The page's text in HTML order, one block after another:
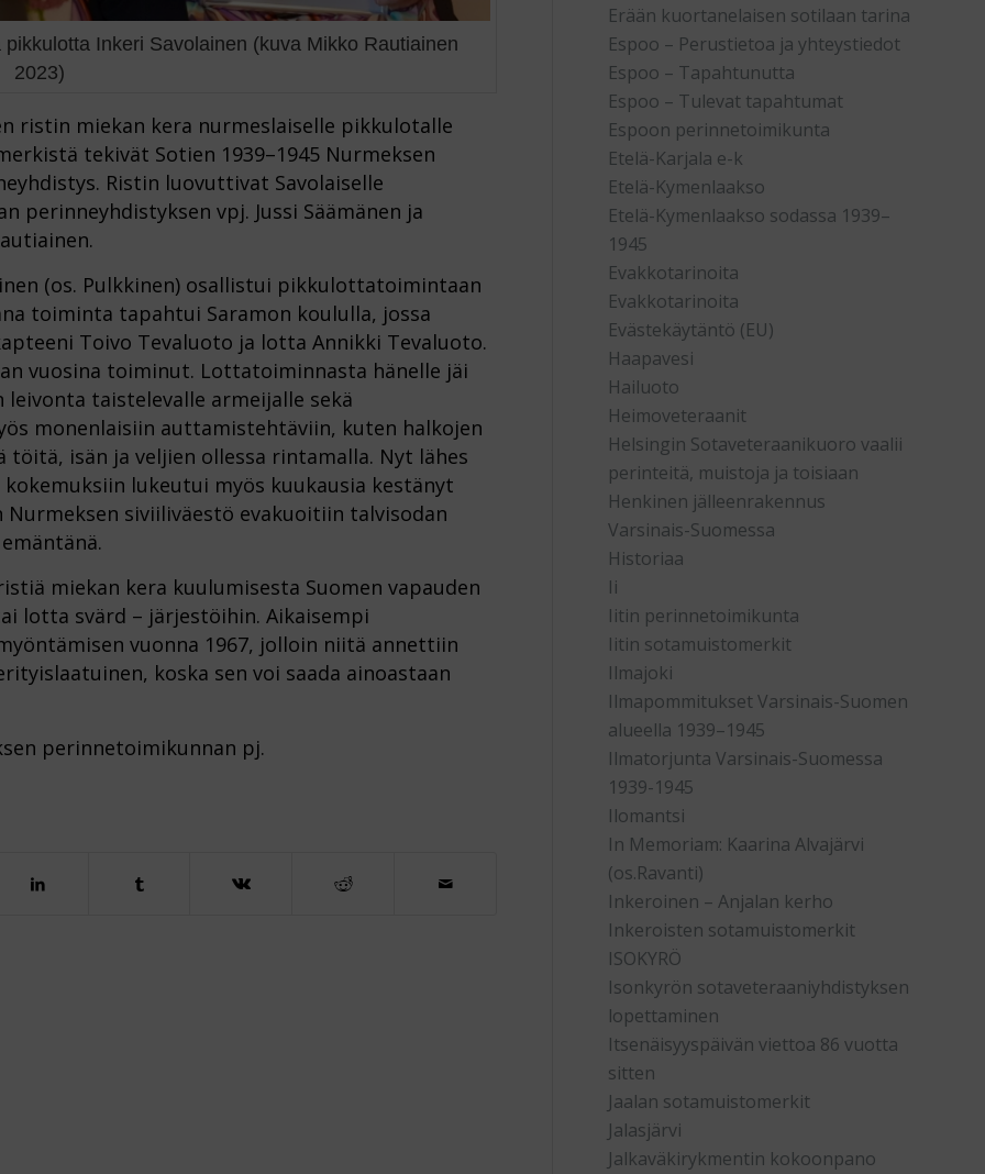
Inkeri Savolainen (kuva Mikko Rautiainen
2023)
ristin miekan kera nurmeslaiselle pikkulotalle
tekivät Sotien 1939–1945 Nurmeksen
Ristin luovuttivat Savolaiselle
perinneyhdistyksen vpj. Jussi Säämänen ja
(os. Pulkkinen) osallistui pikkulottatoimintaan
toiminta tapahtui Saramon koululla, jossa
Toivo Tevaluoto ja lotta Annikki Tevaluoto.
vuosina toiminut. Lottatoiminnasta hänelle jäi
taistelevalle armeijalle sekä
monenlaisiin auttamistehtäviin, kuten halkojen
töitä, isän ja veljien ollessa rintamalla. Nyt lähes
lukeutui myös kuukausia kestänyt
Nurmeksen siviiliväestö evakuoitiin talvisodan
miekan kera kuulumisesta Suomen vapauden
lotta svärd – järjestöihin. Aikaisempi
vuonna 1967, jolloin niitä annettiin
koska sen voi saada ainoastaan
perinnetoimikunnan pj.
Erään kuortanelaisen sotilaan tarina
Espoo – Perustietoa ja yhteystiedot
Espoo – Tapahtunutta
Espoo – Tulevat tapahtumat
Espoon perinnetoimikunta
Etelä-Karjala e-k
Etelä-Kymenlaakso
Etelä-Kymenlaakso sodassa 1939–
1945
Evakkotarinoita
Evakkotarinoita
Evästekäytäntö (EU)
Haapavesi
Hailuoto
Heimoveteraanit
Helsingin Sotaveteraanikuoro vaalii
perinteitä, muistoja ja toisiaan
Henkinen jälleenrakennus
Varsinais-Suomessa
Historiaa
Ii
Iitin perinnetoimikunta
Iitin sotamuistomerkit
Ilmajoki
Ilmapommitukset Varsinais-Suomen
alueella 1939–1945
Ilmatorjunta Varsinais-Suomessa
1939-1945
Ilomantsi
In Memoriam: Kaarina Alvajärvi
(os.Ravanti)
Inkeroinen – Anjalan kerho
Inkeroisten sotamuistomerkit
ISOKYRÖ
Isonkyrön sotaveteraaniyhdistyksen
lopettaminen
Itsenäisyyspäivän viettoa 86 vuotta
sitten
Jaalan sotamuistomerkit
Jalasjärvi
Jalkaväkirykmentin kokoonpano